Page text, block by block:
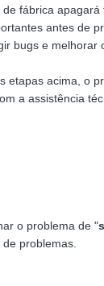
fábrica
antes de
bugs e
etapas acima, o
a assistência
o problema de "
problemas.